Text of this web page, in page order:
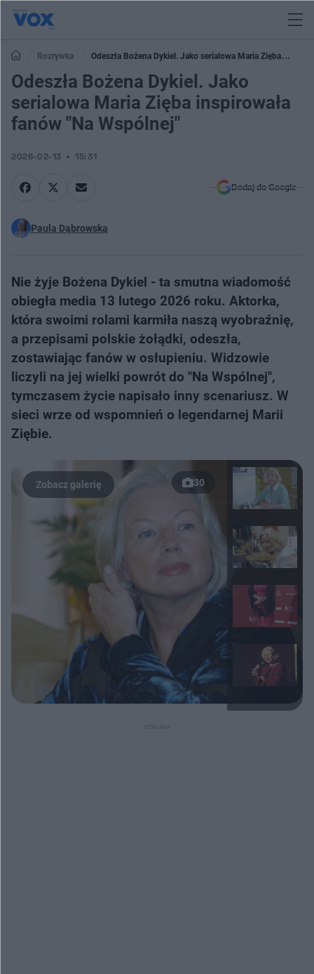
Rozrywka
Odeszła Bożena Dykiel. Jako serialowa Maria Zięba
inspirowała fanów "Na Wspólnej"
Odeszła Bożena Dykiel. Jako
serialowa Maria Zięba inspirowała
fanów "Na Wspólnej"
2026-02-13 15:31
Dodaj do Google
Paula Dąbrowska
Nie żyje Bożena Dykiel - ta smutna wiadomość
obiegła media 13 lutego 2026 roku. Aktorka,
która swoimi rolami karmiła naszą wyobraźnię,
a przepisami polskie żołądki, odeszła,
zostawiając fanów w osłupieniu. Widzowie
liczyli na jej wielki powrót do "Na Wspólnej",
tymczasem życie napisało inny scenariusz. W
sieci wrze od wspomnień o legendarnej Marii
Ziębie.
30